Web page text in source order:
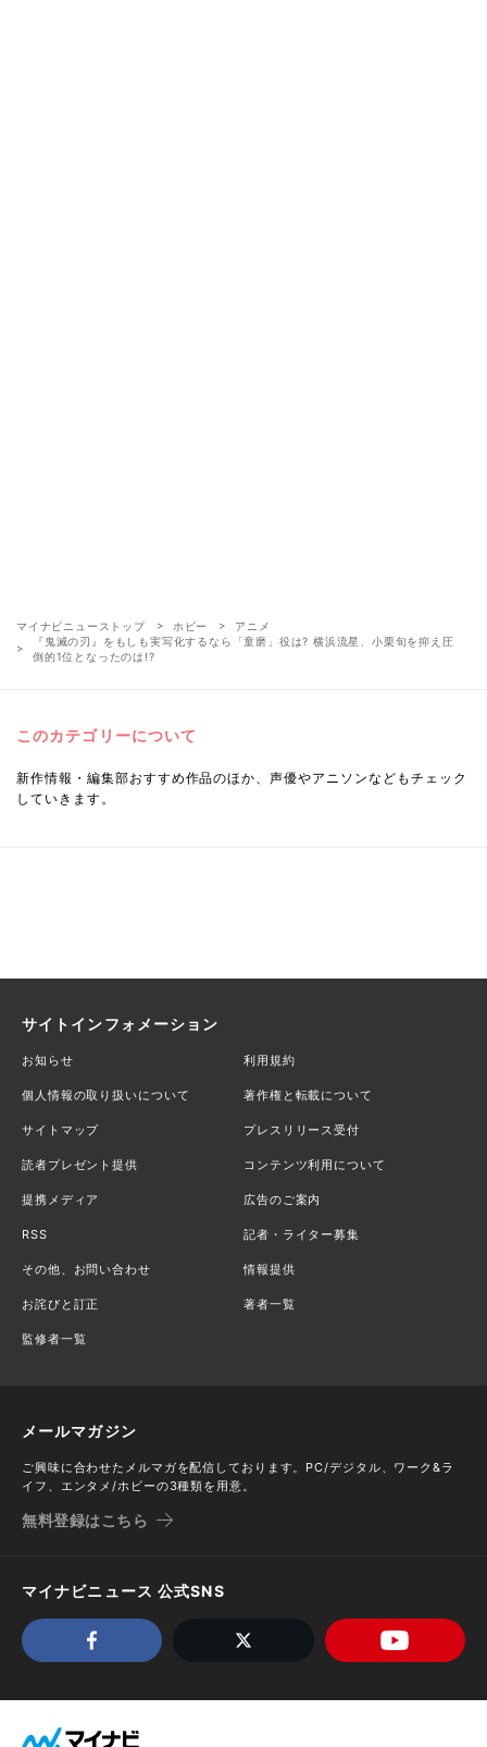
マイナビニューストップ ホビー
アニメ
『鬼滅の刃』をもしも実写化するなら「童磨」役は? 横浜流星、小栗旬を抑え圧
倒的1位となったのは!?
このカテゴリーについて
新作情報・編集部おすすめ作品のほか、声優やアニソンなどもチェック
していきます。
サイトインフォメーション
お知らせ 利用規約
個人情報の取り扱いについて 著作権と転載について
サイトマップ プレスリリース受付
読者プレゼント提供 コンテンツ利用について
提携メディア 広告のご案内
RSS 記者・ライター募集
その他、お問い合わせ 情報提供
お詫びと訂正 著者一覧
監修者一覧
メールマガジン
ご興味に合わせたメルマガを配信しております。PC/デジタル、ワーク&ラ
イフ、エンタメ/ホビーの3種類を用意。
無料登録はこちら
マイナビニュース 公式SNS